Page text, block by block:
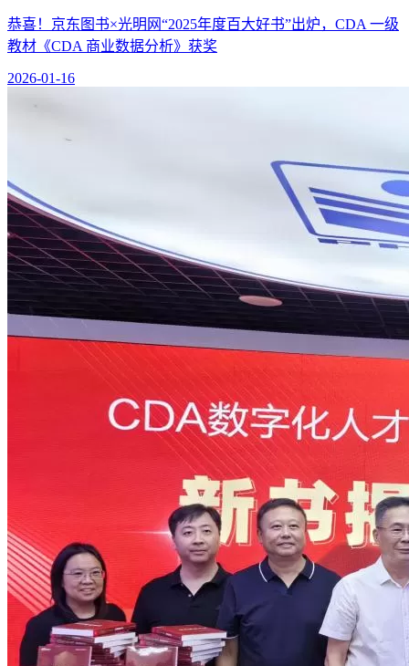
恭喜！京东图书×光明网“2025年度百大好书”出炉，CDA 一级
教材《CDA 商业数据分析》获奖
2026-01-16